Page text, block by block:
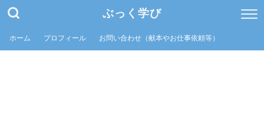
ぶっく学び
ホーム プロフィール お問い合わせ（献本やお仕事依頼等）